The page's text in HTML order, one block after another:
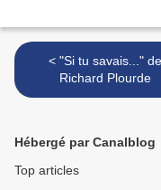
< "Si tu savais..." de
Richard Plourde
Hébergé par Canalblog
Top articles